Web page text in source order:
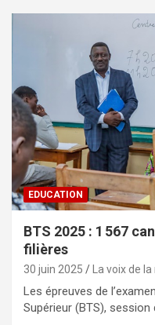
EDUCATION
BTS 2025 : 1 567
filières
30 juin 2025 La voix de
Les épreuves de
Supérieur (BTS),